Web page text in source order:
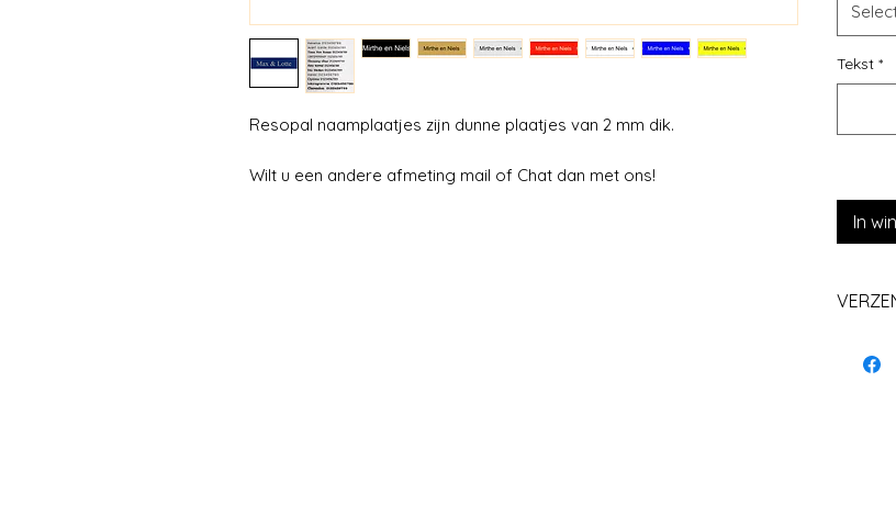
Resopal naamplaatjes zijn dunne plaatjes van 2 mm dik.
Wilt u een andere afmeting mail of Chat dan met ons!
Tekst *
In